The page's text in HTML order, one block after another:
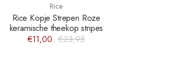
Rice
Rice Kopje Strepen Roze
keramische theekop stripes
€11,00 €23,95